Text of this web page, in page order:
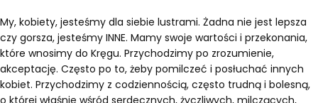
My, kobiety, jesteśmy dla siebie lustrami. Żadna nie jest lepsza
czy gorsza, jesteśmy INNE. Mamy swoje wartości i przekonania,
które wnosimy do Kręgu. Przychodzimy po zrozumienie,
akceptację. Często po to, żeby pomilczeć i posłuchać innych
kobiet. Przychodzimy z codziennością, często trudną i bolesną,
o której właśnie wśród serdecznych, życzliwych, milczących,